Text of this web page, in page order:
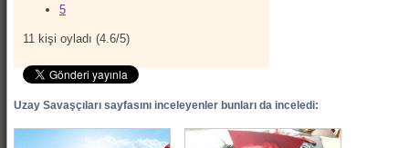
5
11 kişi oyladı (4.6/5)
Uzay Savaşçıları sayfasını inceleyenler bunları da inceledi: